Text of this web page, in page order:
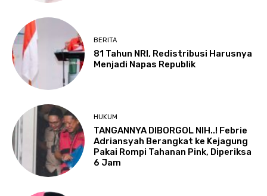
BERITA
81 Tahun NRI, Redistribusi Harusnya
Menjadi Napas Republik
HUKUM
TANGANNYA DIBORGOL NIH..! Febrie
Adriansyah Berangkat ke Kejagung
Pakai Rompi Tahanan Pink, Diperiksa
6 Jam